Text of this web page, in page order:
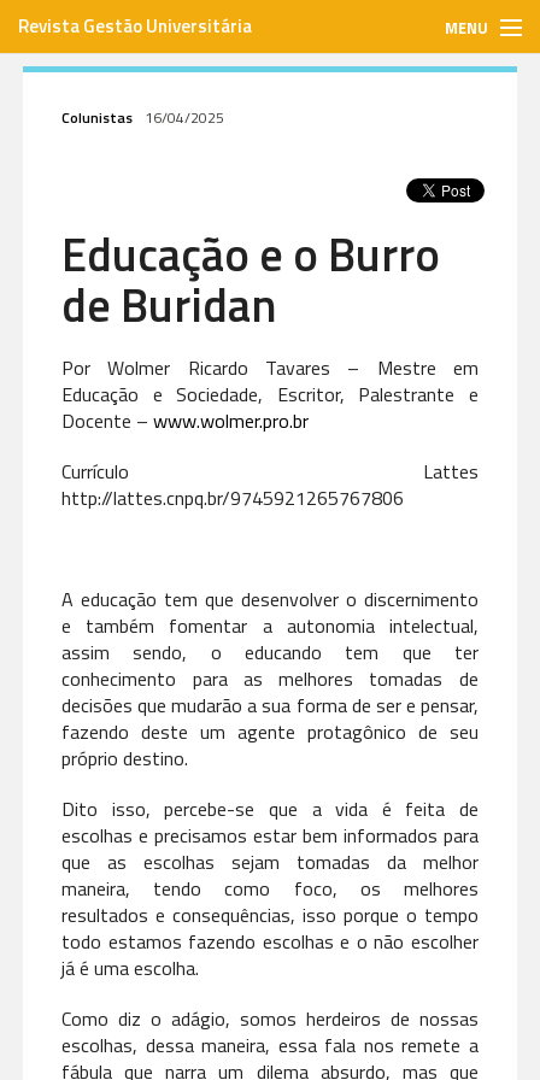
Revista Gestão Universitária MENU
Envie seu artigo
Assinar
Contato
Colunistas 16/04/2025
Educação e o Burro
de Buridan
Por Wolmer Ricardo Tavares – Mestre em
Educação e Sociedade, Escritor, Palestrante e
Docente –www.wolmer.pro.br
Currículo Lattes
http://lattes.cnpq.br/9745921265767806
A educação tem que desenvolver o discernimento
e também fomentar a autonomia intelectual,
assim sendo, o educando tem que ter
conhecimento para as melhores tomadas de
decisões que mudarão a sua forma de ser e pensar,
fazendo deste um agente protagônico de seu
próprio destino.
Dito isso, percebe-se que a vida é feita de
escolhas e precisamos estar bem informados para
que as escolhas sejam tomadas da melhor
maneira, tendo como foco, os melhores
resultados e consequências, isso porque o tempo
todo estamos fazendo escolhas e o não escolher
já é uma escolha.
Como diz o adágio, somos herdeiros de nossas
escolhas, dessa maneira, essa fala nos remete a
fábula que narra um dilema absurdo, mas que